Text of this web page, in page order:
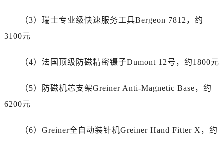
云南省昭通市昭阳区青年路售后服务中心（需提前预约）
浙江省温州市鹿城区锦绣路1067号置信广场10层1015室售后服务中心（需提前预约）
辽宁省大连市中山区人民路15号国际金融大厦7层G室售后服务中心（需提前预约）
江苏省无锡市梁溪区人民中路139号恒隆广场写字楼1座11层1104室售后服务中心（需提前预约）
（3）瑞士专业级快速服务工具Bergeon 7812，约
3100元
（4）法国顶级防磁精密镊子Dumont 12号，约1800元
（5）防磁机芯支架Greiner Anti-Magnetic Base，约
6200元
（6）Greiner全自动装针机Greiner Hand Fitter X，约